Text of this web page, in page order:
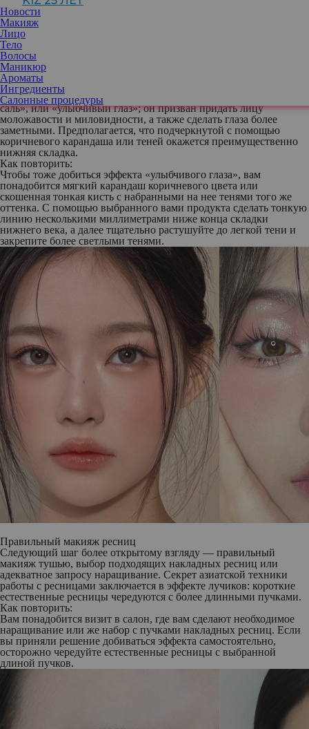
Новости
Макияж
Лицо
Тело
Волосы
Маникюр
Ароматы
Ингредиенты
Салонные процедуры
максимально распахнуть от природы не очень большие глаза,
делая их главным акцентом макияжа. Лайфхаки по повторению
так называемого Douyin makeup набирают тысячи просмотров и
уже некоторое время пользуются популярностью и у
американских девушек. Рассказываем, как правильно
воспользоваться этой техникой.
Подчеркивание нижнего века
Правильный акцент на нижнем века — один из ключевых шагов
в подобной технике макияжа. Этот акцент называется «эгье
саль», или «улыбчивый глаз»; он призван придать лицу
моложавости и миловидности, а также сделать глаза более
заметными. Предполагается, что подчеркнутой с помощью
коричневого карандаша или теней окажется преимущественно
нижняя складка.
Как повторить:
Чтобы тоже добиться эффекта «улыбчивого глаза», вам
понадобится мягкий карандаш коричневого цвета или
скошенная тонкая кисть с набранными на нее тенями того же
оттенка. С помощью выбранного вами продукта сделать тонкую
линию несколькими миллиметрами ниже конца складки
нижнего века, а далее тщательно растушуйте до легкой тени и
закрепите более светлыми тенями.
Правильный макияж ресниц
Следующий шаг более открытому взгляду — правильный
макияж тушью, выбор подходящих накладных ресниц или
адекватное запросу наращивание. Секрет азиатской техники
работы с ресницами заключается в эффекте лучиков: короткие
естественные ресницы чередуются с более длинными пучками.
Как повторить:
Вам понадобится визит в салон, где вам сделают необходимое
наращивание или же набор с пучками накладных ресниц. Если
вы приняли решение добиваться эффекта самостоятельно,
осторожно чередуйте естественные ресницы с выбранной
длиной пучков.